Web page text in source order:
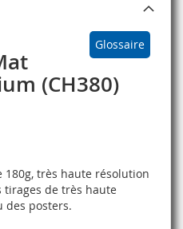
Glossaire
(CH380)
180g, très haute résolution
tirages de très haute
des posters.